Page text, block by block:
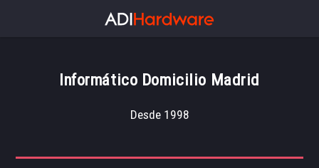
Informático Domicilio Madrid
Desde 1998